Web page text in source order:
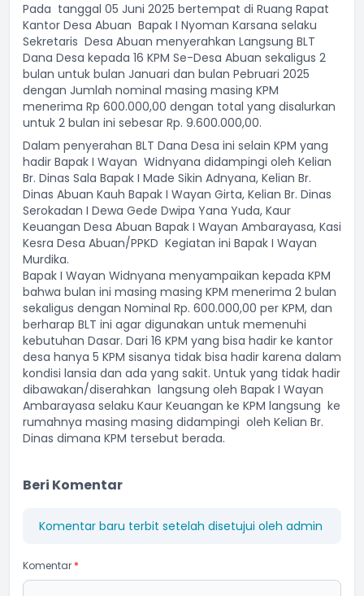
Pada tanggal 05 Juni 2025 bertempat di Ruang Rapat
Kantor Desa Abuan Bapak I Nyoman Karsana selaku
Sekretaris Desa Abuan menyerahkan Langsung BLT
Dana Desa kepada 16 KPM Se-Desa Abuan sekaligus 2
bulan untuk bulan Januari dan bulan Pebruari 2025
dengan Jumlah nominal masing masing KPM
menerima Rp 600.000,00 dengan total yang disalurkan
untuk 2 bulan ini sebesar Rp. 9.600.000,00.
Dalam penyerahan BLT Dana Desa ini selain KPM yang
hadir Bapak I Wayan Widnyana didampingi oleh Kelian
Br. Dinas Sala Bapak I Made Sikin Adnyana, Kelian Br.
Dinas Abuan Kauh Bapak I Wayan Girta, Kelian Br. Dinas
Serokadan I Dewa Gede Dwipa Yana Yuda, Kaur
Keuangan Desa Abuan Bapak I Wayan Ambarayasa, Kasi
Kesra Desa Abuan/PPKD Kegiatan ini Bapak I Wayan
Murdika.
Bapak I Wayan Widnyana menyampaikan kepada KPM
bahwa bulan ini masing masing KPM menerima 2 bulan
sekaligus dengan Nominal Rp. 600.000,00 per KPM, dan
berharap BLT ini agar digunakan untuk memenuhi
kebutuhan Dasar. Dari 16 KPM yang bisa hadir ke kantor
desa hanya 5 KPM sisanya tidak bisa hadir karena dalam
kondisi lansia dan ada yang sakit. Untuk yang tidak hadir
dibawakan/diserahkan langsung oleh Bapak I Wayan
Ambarayasa selaku Kaur Keuangan ke KPM langsung ke
rumahnya masing masing didampingi oleh Kelian Br.
Dinas dimana KPM tersebut berada.
Beri Komentar
Komentar baru terbit setelah disetujui oleh admin
Komentar *